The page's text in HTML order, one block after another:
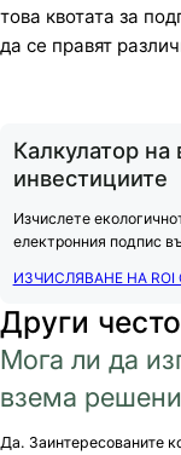
това квотата за
да се правят
Калкулатор
инвестициите
Изчислете
електронния подпис
ИЗЧИСЛЯВАНЕ НА ROI
Други
Мога ли да
взема
Да. Заинтересованите